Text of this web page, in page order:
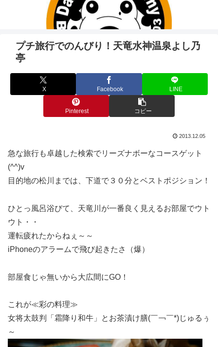
プチ旅行でのんびり！天竜水神温泉よし乃
亭
X Facebook LINE
Pinterest コピー
2013.12.05
急な旅行も卓越した検索でリーズナボーなコースゲット
(^^)v
目的地の松川までは、下道で３０分とベストポジション！
ひとっ風呂浴びて、天竜川が一番良く見えるお部屋でウト
ウト・・
運転疲れたからねぇ～～
iPhoneのアラームで飛び起きたさ（爆）
部屋食じゃ無いから大広間にGO！
これが≪彩の料理≫
女将太鼓判「霜降り和牛」とお茶漬け膳(￣￢￣*)じゅるぅ
～